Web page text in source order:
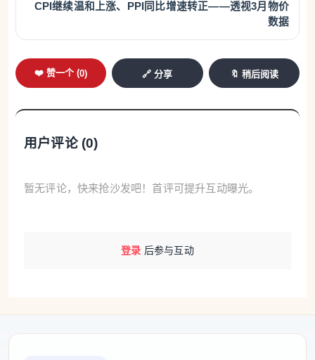
扩大开放的政策举措，让中国与世界相连愈加紧密。
4月8日傍晚，来自澳大利亚的凯特一家三口抵达厦门
凯特感慨。
厦门高崎机场、上海虹桥机场等多个口岸推广应用“刷
能通关、前置引导、专用通道等便利措施，让旅客“丝
CPI继续温和上涨、PPI同比增速转正——透视3月物价
数据
❤️ 赞一个 (0) 🔗 分享 🔖 稍后阅读
用户评论 (0)
暂无评论，快来抢沙发吧！首评可提升互动曝光。
登录 后参与互动